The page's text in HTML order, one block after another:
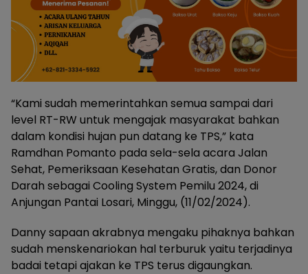
“Kami sudah memerintahkan semua sampai dari
level RT-RW untuk mengajak masyarakat bahkan
dalam kondisi hujan pun datang ke TPS,” kata
Ramdhan Pomanto pada sela-sela acara Jalan
Sehat, Pemeriksaan Kesehatan Gratis, dan Donor
Darah sebagai Cooling System Pemilu 2024, di
Anjungan Pantai Losari, Minggu, (11/02/2024).
Danny sapaan akrabnya mengaku pihaknya bahkan
sudah menskenariokan hal terburuk yaitu terjadinya
badai tetapi ajakan ke TPS terus digaungkan.